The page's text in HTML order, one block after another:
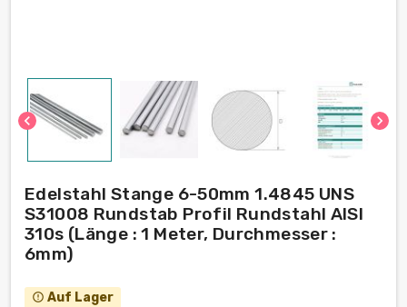
chevron_left chevron_right
Edelstahl Stange 6-50mm 1.4845 UNS
S31008 Rundstab Profil Rundstahl AISI
310s (Länge : 1 Meter, Durchmesser :
6mm)
error_outline Auf Lager